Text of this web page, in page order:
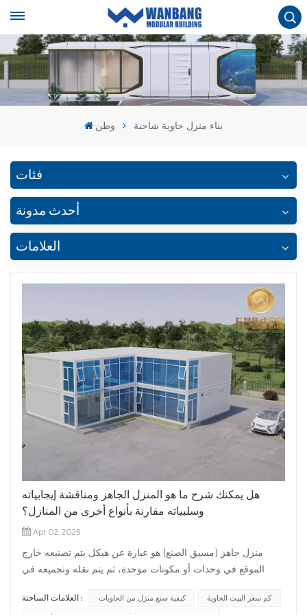
وطن بناء منزل حاوية شاحنة
فئات
أحدث مدونة
العلامات
هل يمكنك شرح ما هو المنزل الجاهز ومناقشة إيجابياته
وسلبياته مقارنة بأنواع أخرى من المنازل؟
Apr 02, 2025
منزل جاهز (مسبق الصنع) هو عبارة عن هيكل يتم تصنيعه خارج
الموقع في وحدات أو مكونات موحدة، ثم يتم نقله وتجميعه في
سبيل المثال، الجدران والأسقف) أو وحدات منتهية بالكامل (على
العلامات الساخنة : كيفية صنع منزل من الحاويات كم سعر البيت الحاوية